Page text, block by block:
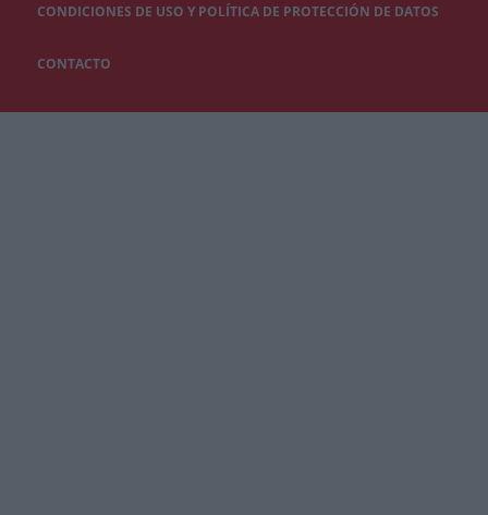
CONDICIONES DE USO Y POLÍTICA DE PROTECCIÓN DE DATOS
CONTACTO